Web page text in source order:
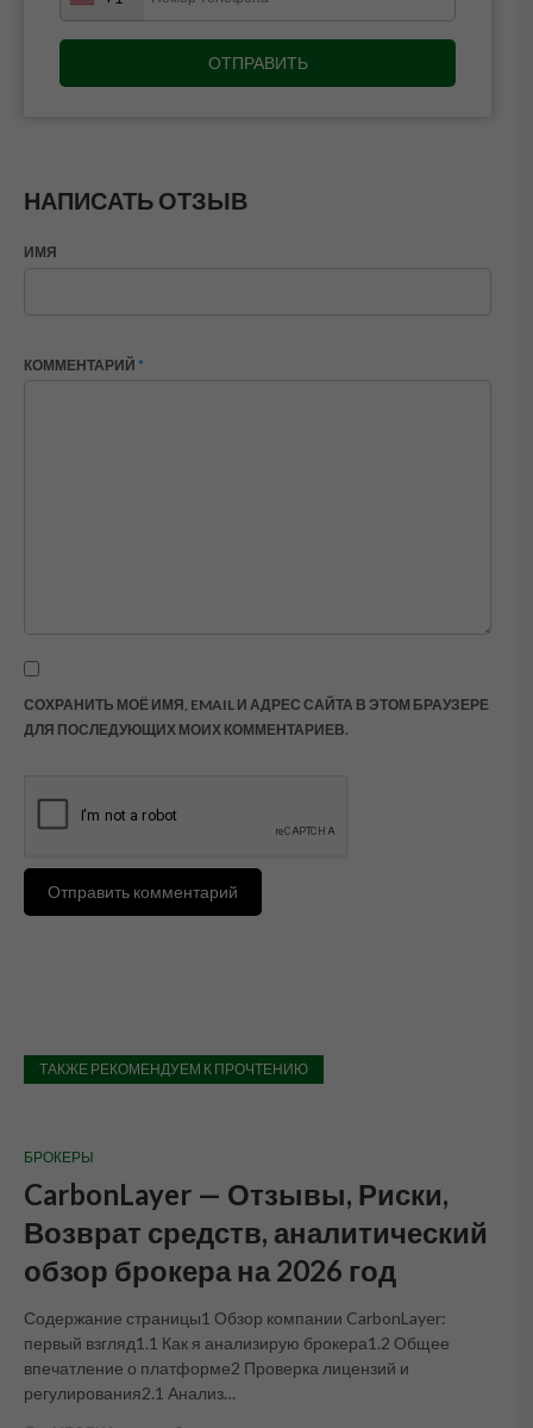
НАПИСАТЬ ОТЗЫВ
КОММЕНТАРИЙ *
ИМЯ
СОХРАНИТЬ МОЁ ИМЯ, EMAIL И АДРЕС САЙТА В ЭТОМ БРАУЗЕРЕ
ДЛЯ ПОСЛЕДУЮЩИХ МОИХ КОММЕНТАРИЕВ.
ТАКЖЕ РЕКОМЕНДУЕМ К ПРОЧТЕНИЮ
БРОКЕРЫ
CarbonLayer — Отзывы, Риски,
Возврат средств, аналитический
обзор брокера на 2026 год
Содержание страницы1 Обзор компании CarbonLayer:
первый взгляд1.1 Как я анализирую брокера1.2 Общее
впечатление о платформе2 Проверка лицензий и
регулирования2.1 Анализ…